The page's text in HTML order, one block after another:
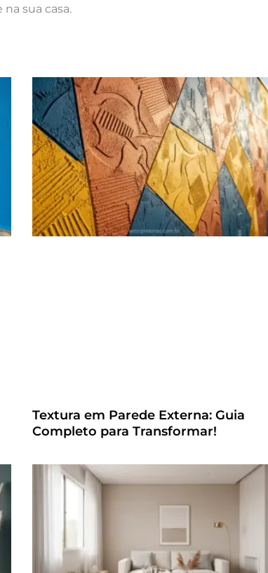
sua casa.
Textura em Parede Externa: Guia
Completo para Transformar!